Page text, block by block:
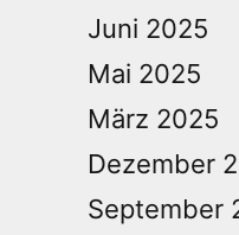
Juni 2025
Mai 2025
März 2025
Dezember
September